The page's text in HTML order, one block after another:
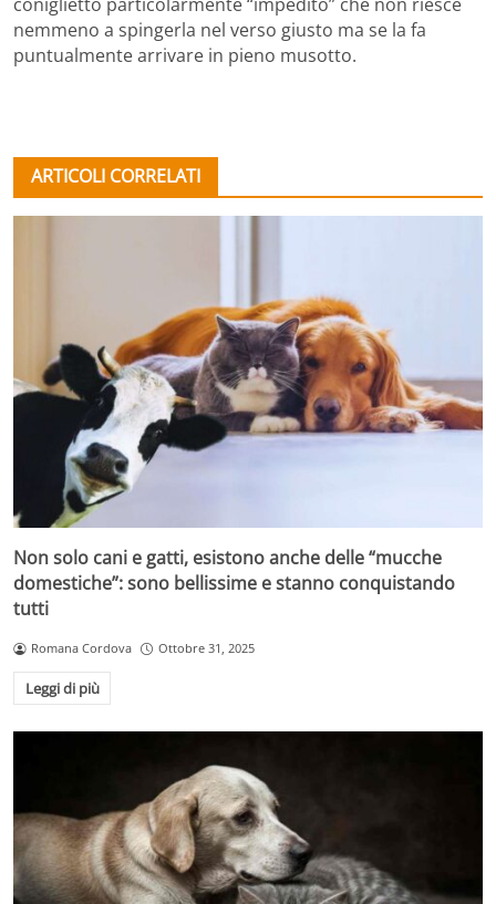
nemmeno a spingerla nel verso giusto ma se la fa
puntualmente arrivare in pieno musotto.
ARTICOLI CORRELATI
Non solo cani e gatti, esistono anche delle “mucche
domestiche”: sono bellissime e stanno conquistando
tutti
Romana Cordova Ottobre 31, 2025
Leggi di più